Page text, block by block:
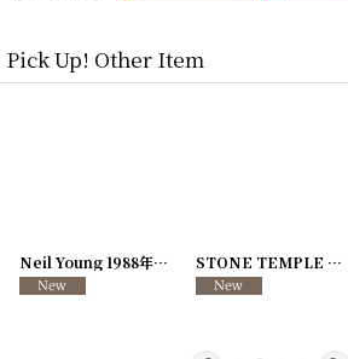
Pick Up! Other Item
[250726-04] [250726-31
Neil Young 1988年 This Note's For You Tour STONE TEMPLE PILOTS 1996-1997年 TOUR96/97